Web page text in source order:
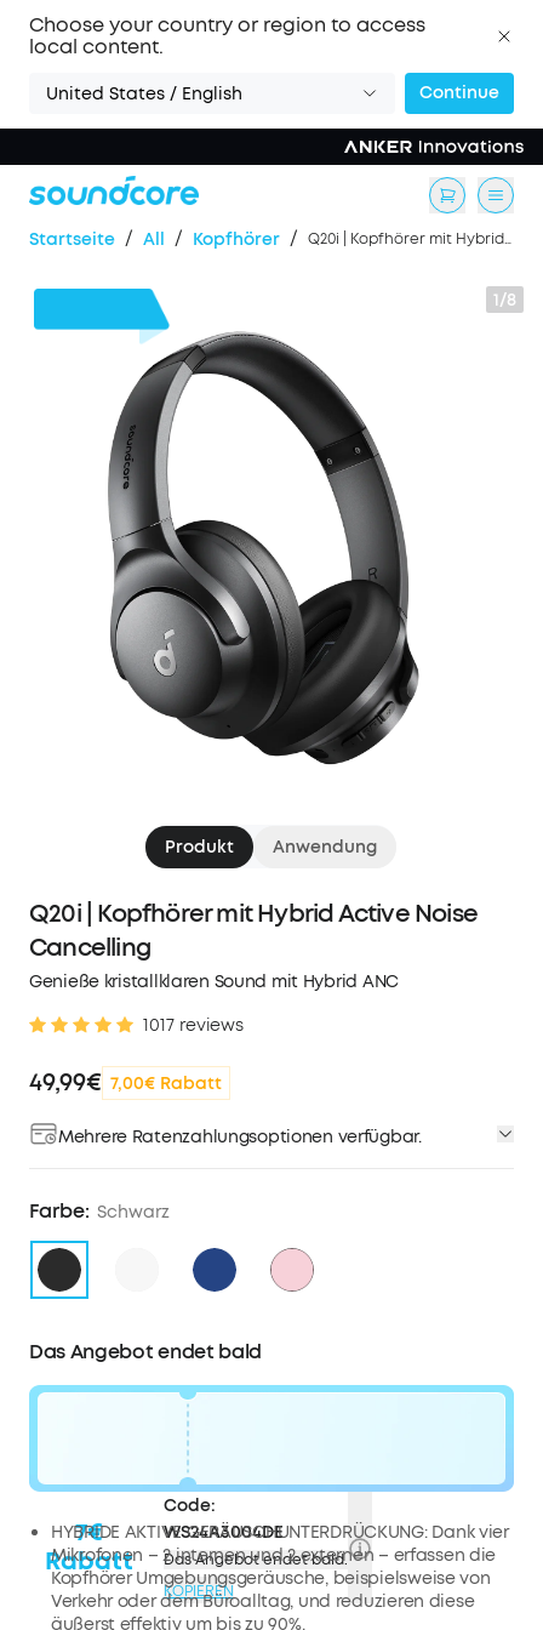
Choose your country or region to access
local content.
United States / English Continue
Startseite / All / Kopfhörer / Q20i | Kopfhörer mit Hybrid Active Noise Cancelling
1/8
Produkt Anwendung
Q20i | Kopfhörer mit Hybrid Active Noise
Cancelling
Genieße kristallklaren Sound mit Hybrid ANC
1017 reviews
49,99€ 7,00€ Rabatt
Mehrere Ratenzahlungsoptionen verfügbar.
Farbe: Schwarz
Das Angebot endet bald
7€
Rabatt
Code:
WS24A3004DE
Das Angebot endet bald.
KOPIEREN
HYBRIDE AKTIVE GERÄUSCHUNTERDRÜCKUNG: Dank vier
Mikrofonen – 2 internen und 2 externen – erfassen die
Kopfhörer Umgebungsgeräusche, beispielsweise von
Verkehr oder dem Büroalltag, und reduzieren diese
äußerst effektiv um bis zu 90%.